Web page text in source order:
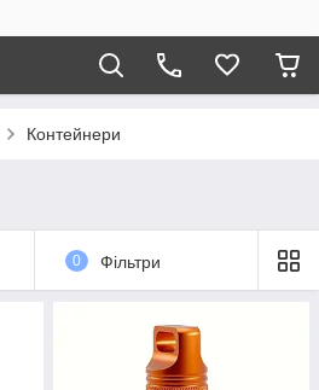
Контейнери
0 Фільтри